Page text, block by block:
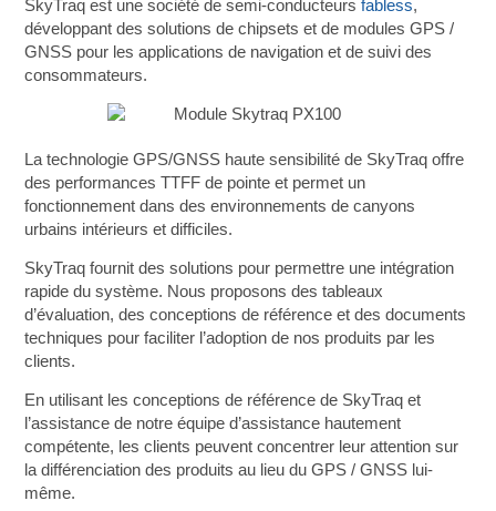
SkyTraq est une société de semi-conducteursfabless,
développant des solutions de chipsets et de modules GPS /
GNSS pour les applications de navigation et de suivi des
consommateurs.
La technologie GPS/GNSS haute sensibilité de SkyTraq offre
des performances TTFF de pointe et permet un
fonctionnement dans des environnements de canyons
urbains intérieurs et difficiles.
SkyTraq fournit des solutions pour permettre une intégration
rapide du système. Nous proposons des tableaux
d’évaluation, des conceptions de référence et des documents
techniques pour faciliter l’adoption de nos produits par les
clients.
En utilisant les conceptions de référence de SkyTraq et
l’assistance de notre équipe d’assistance hautement
compétente, les clients peuvent concentrer leur attention sur
la différenciation des produits au lieu du GPS / GNSS lui-
même.